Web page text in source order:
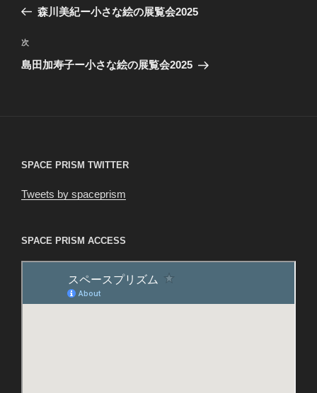
ビ
ゲ
の
稿
森川美紀ー小さな絵の展覧会2025
次
の
次
島田加寿子ー小さな絵の展覧会2025
SPACE PRISM TWITTER
Tweets by spaceprism
SPACE PRISM ACCESS